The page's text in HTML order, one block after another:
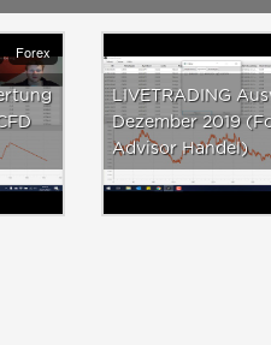
Forex
LIVETRADING
Dezember 2019
Advisor Handel)